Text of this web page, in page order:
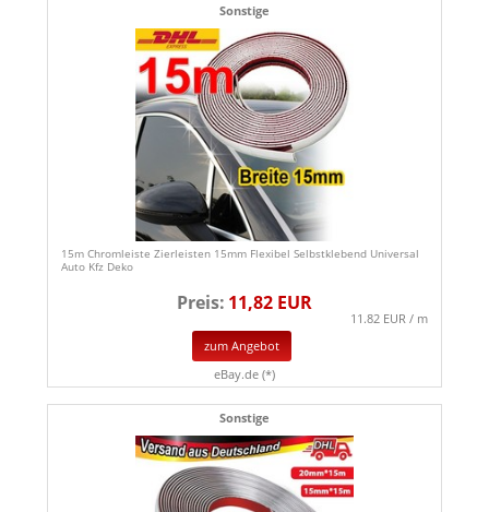
Sonstige
15m Chromleiste Zierleisten 15mm Flexibel Selbstklebend Universal
Auto Kfz Deko
Preis: 11,82 EUR
11.82 EUR / m
zum Angebot
eBay.de (*)
Sonstige